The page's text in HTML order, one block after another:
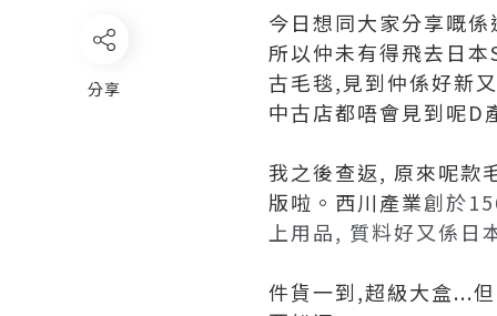
分享
今日想同大家分享嘅
所以仲未有得飛去日
古毛毯,見到仲係好新
中古店都唔會見到呢
我之後查返, 原來呢款
版啦。西川產業創於
上用品, 質料好又係日
件貨一到,超級大盒...